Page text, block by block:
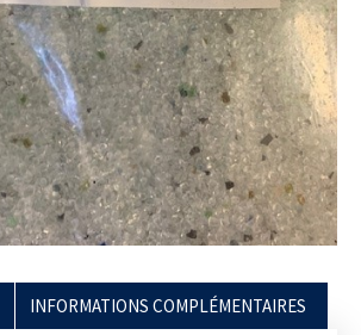
INFORMATIONS COMPLÉMENTAIRES